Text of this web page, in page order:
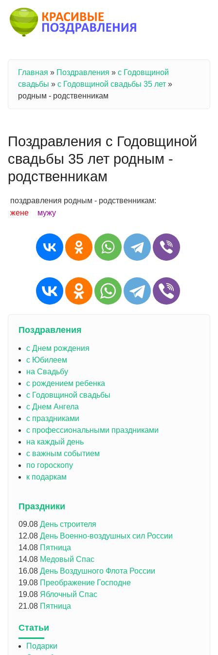
Вы здесь
Главная » Поздравления » с Годовщиной
свадьбы » с Годовщиной свадьбы 35 лет »
родным - родственникам
Поздравления с Годовщиной
свадьбы 35 лет родным -
родственникам
поздравления родным - родственникам:
жене
мужу
Поздравления
с Днем рождения
с Юбилеем
на Свадьбу
с рождением ребенка
с Годовщиной свадьбы
с Днем Ангела
с праздниками
с профессиональными праздниками
на каждый день
с важным событием
по гороскопу
к подаркам
Праздники
09.08 День строителя
12.08 День Военно-воздушных сил России
14.08 Пятница
14.08 Медовый Спас
16.08 День Воздушного Флота России
19.08 Преображение Господне
19.08 Яблочный Спас
21.08 Пятница
Статьи
Подарки